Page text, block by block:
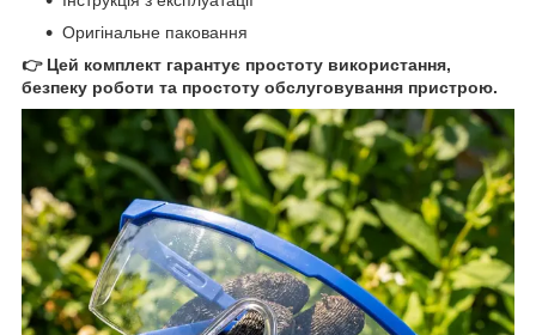
Оригінальне паковання
👉 Цей комплект гарантує простоту використання,
безпеку роботи та простоту обслуговування пристрою.